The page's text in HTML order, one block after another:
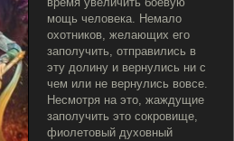
мощь человека. Немало
охотников, желающих его
заполучить, отправились в
эту долину и вернулись ни с
чем или не вернулись вовсе.
Несмотря на это, жаждущие
заполучить это сокровище,
фиолетовый духовный